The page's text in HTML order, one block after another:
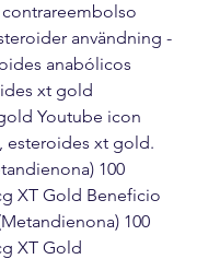
användning -
anabólicos
xt gold
Youtube icon
xt gold.
100
XT Gold Beneficio
100
XT Gold